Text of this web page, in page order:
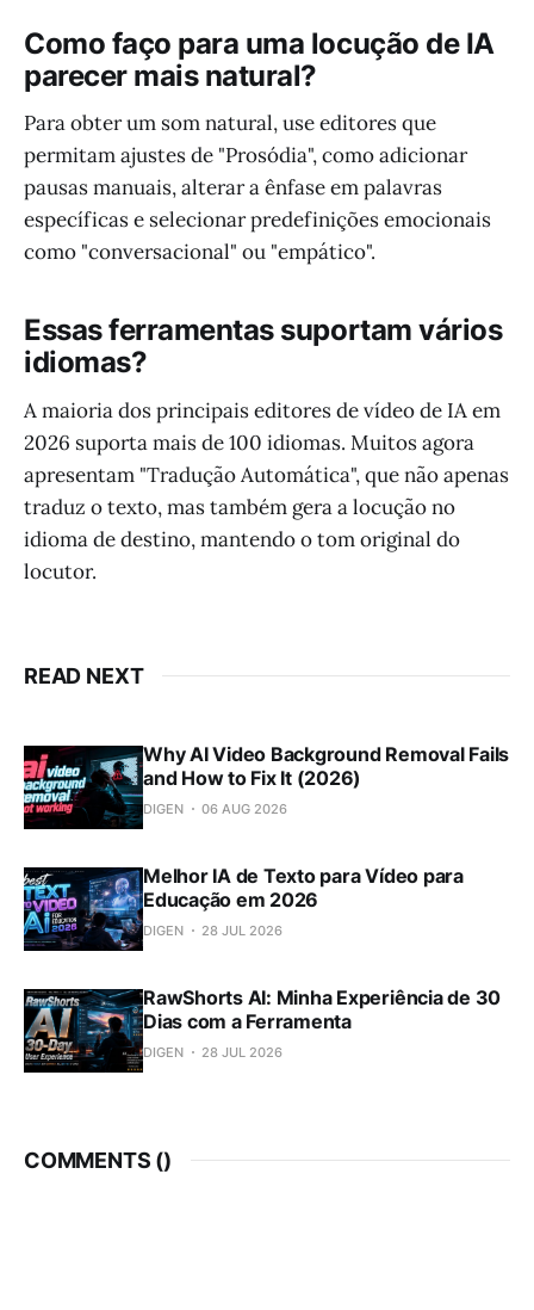
Como faço para uma locução de IA
parecer mais natural?
Para obter um som natural, use editores que
permitam ajustes de "Prosódia", como adicionar
pausas manuais, alterar a ênfase em palavras
específicas e selecionar predefinições emocionais
como "conversacional" ou "empático".
Essas ferramentas suportam vários
idiomas?
A maioria dos principais editores de vídeo de IA em
2026 suporta mais de 100 idiomas. Muitos agora
apresentam "Tradução Automática", que não apenas
traduz o texto, mas também gera a locução no
idioma de destino, mantendo o tom original do
locutor.
READ NEXT
Why AI Video Background Removal Fails
and How to Fix It (2026)
DIGEN 06 AUG 2026
Melhor IA de Texto para Vídeo para
Educação em 2026
DIGEN 28 JUL 2026
RawShorts AI: Minha Experiência de 30
Dias com a Ferramenta
DIGEN 28 JUL 2026
COMMENTS ()